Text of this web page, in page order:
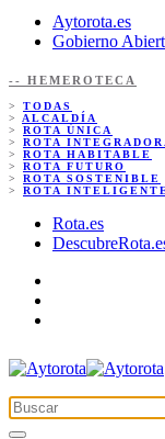
Aytorota.es
Gobierno
-- HEMEROTECA
> TODAS
> ALCALDÍA
> ROTA ÚNICA
> ROTA
> ROTA HABITABLE
> ROTA FUTURO
> ROTA SOSTENIBLE
> ROTA
Rota.es